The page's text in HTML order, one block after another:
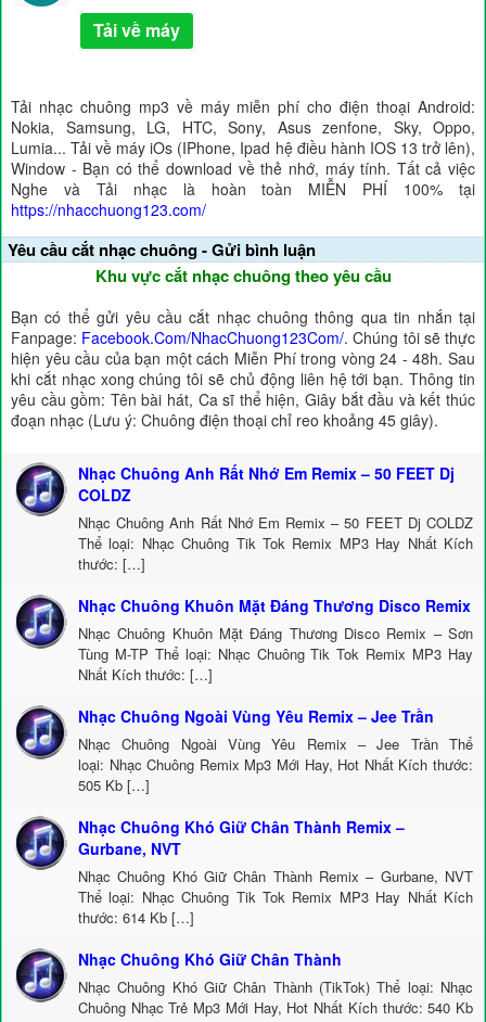
Tải về máy
Tải nhạc chuông mp3 về máy miễn phí cho điện thoại Android:
Nokia, Samsung, LG, HTC, Sony, Asus zenfone, Sky, Oppo,
Lumia... Tải về máy iOs (IPhone, Ipad hệ điều hành IOS 13 trở lên),
Window - Bạn có thể download về thẻ nhớ, máy tính. Tất cả việc
Nghe và Tải nhạc là hoàn toàn MIỄN PHÍ 100% tại
https://nhacchuong123.com/
Yêu cầu cắt nhạc chuông - Gửi bình luận
Khu vực cắt nhạc chuông theo yêu cầu
Bạn có thể gửi yêu cầu cắt nhạc chuông thông qua tin nhắn tại
Fanpage: Facebook.Com/NhacChuong123Com/. Chúng tôi sẽ thực
hiện yêu cầu của bạn một cách Miễn Phí trong vòng 24 - 48h. Sau
khi cắt nhạc xong chúng tôi sẽ chủ động liên hệ tới bạn. Thông tin
yêu cầu gồm: Tên bài hát, Ca sĩ thể hiện, Giây bắt đầu và kết thúc
đoạn nhạc (Lưu ý: Chuông điện thoại chỉ reo khoảng 45 giây).
Nhạc Chuông Anh Rất Nhớ Em Remix – 50 FEET Dj
COLDZ
Nhạc Chuông Anh Rất Nhớ Em Remix – 50 FEET Dj COLDZ
Thể loại: Nhạc Chuông Tik Tok Remix MP3 Hay Nhất Kích
thước: […]
Nhạc Chuông Khuôn Mặt Đáng Thương Disco Remix
Nhạc Chuông Khuôn Mặt Đáng Thương Disco Remix – Sơn
Tùng M-TP Thể loại: Nhạc Chuông Tik Tok Remix MP3 Hay
Nhất Kích thước: […]
Nhạc Chuông Ngoài Vùng Yêu Remix – Jee Trần
Nhạc Chuông Ngoài Vùng Yêu Remix – Jee Trần Thể
loại: Nhạc Chuông Remix Mp3 Mới Hay, Hot Nhất Kích thước:
505 Kb […]
Nhạc Chuông Khó Giữ Chân Thành Remix –
Gurbane, NVT
Nhạc Chuông Khó Giữ Chân Thành Remix – Gurbane, NVT
Thể loại: Nhạc Chuông Tik Tok Remix MP3 Hay Nhất Kích
thước: 614 Kb […]
Nhạc Chuông Khó Giữ Chân Thành
Nhạc Chuông Khó Giữ Chân Thành (TikTok) Thể loại: Nhạc
Chuông Nhạc Trẻ Mp3 Mới Hay, Hot Nhất Kích thước: 540 Kb